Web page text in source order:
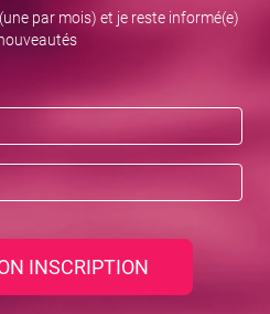
par mois) et je reste informé(e)
INSCRIPTION